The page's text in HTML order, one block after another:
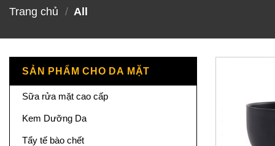
Trang chủ / All
SẢN PHẨM CHO DA MẶT
Sữa rửa mặt cao cấp
Kem Dưỡng Da
Tẩy tế bào chết